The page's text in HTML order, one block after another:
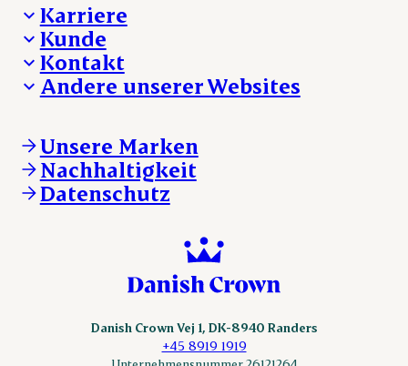
Karriere
Deine Karriere bei Danish Crown
Aktuelle Jobangebote
Danish Crown
Kunde
Was wir anbieten
Lebensmittelsicherheit
Kontakt
Aktuelles und Presse
Sonstige Anfragen
Andere unserer Websites
DAT-Schaub.com
ESS-FOOD.com
KLS.se
nordicspoor.com
Unsere Marken
Nachhaltigkeit
Datenschutz
Danish Crown Vej 1, DK-8940 Randers
+45 8919 1919